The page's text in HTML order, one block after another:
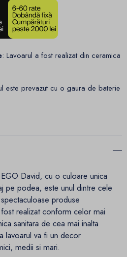
: Lavoarul a fost realizat din ceramica
este prevazut cu o gaura de baterie
David, cu o culoare unica
pe podea, este unul dintre cele
produse
realizat conform celor mai
sanitara de cea mai inalta
lavoarul va fi un decor
medii si mari.